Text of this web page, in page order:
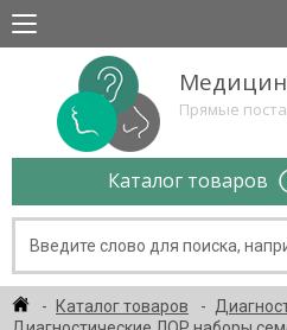
Прямые
Каталог товаров
Каталог товаров